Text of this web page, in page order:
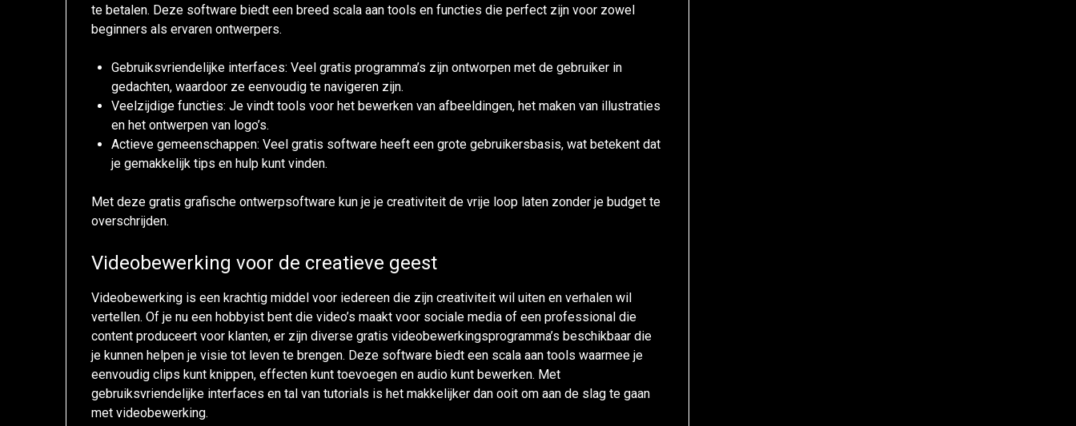
te betalen. Deze software biedt een breed scala aan tools en functies die perfect zijn voor zowel
beginners als ervaren ontwerpers.
Gebruiksvriendelijke interfaces: Veel gratis programma’s zijn ontworpen met de gebruiker in
gedachten, waardoor ze eenvoudig te navigeren zijn.
Veelzijdige functies: Je vindt tools voor het bewerken van afbeeldingen, het maken van illustraties
en het ontwerpen van logo’s.
Actieve gemeenschappen: Veel gratis software heeft een grote gebruikersbasis, wat betekent dat
je gemakkelijk tips en hulp kunt vinden.
Met deze gratis grafische ontwerpsoftware kun je je creativiteit de vrije loop laten zonder je budget te
overschrijden.
Videobewerking voor de creatieve geest
Videobewerking is een krachtig middel voor iedereen die zijn creativiteit wil uiten en verhalen wil
vertellen. Of je nu een hobbyist bent die video’s maakt voor sociale media of een professional die
content produceert voor klanten, er zijn diverse gratis videobewerkingsprogramma’s beschikbaar die
je kunnen helpen je visie tot leven te brengen. Deze software biedt een scala aan tools waarmee je
eenvoudig clips kunt knippen, effecten kunt toevoegen en audio kunt bewerken. Met
gebruiksvriendelijke interfaces en tal van tutorials is het makkelijker dan ooit om aan de slag te gaan
met videobewerking.